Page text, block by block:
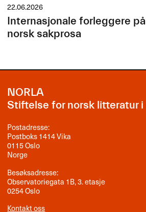
22.06.2026
Internasjonale forleggere
norsk sakprosa
NORLA
Stiftelse for norsk litteratur
Postadresse:
Postboks 1414 Vika
0115 Oslo
Norge
Besøksadresse:
Observatoriegata 1B, 3. etasje
0254 Oslo
Kontakt oss